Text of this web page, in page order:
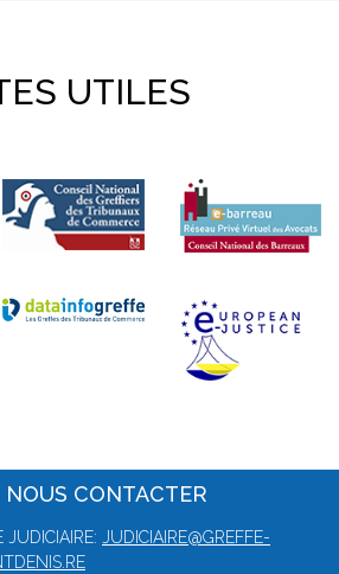
UTILES
NOUS CONTACTER
JUDICIAIRE: JUDICIAIRE@GREFFE-